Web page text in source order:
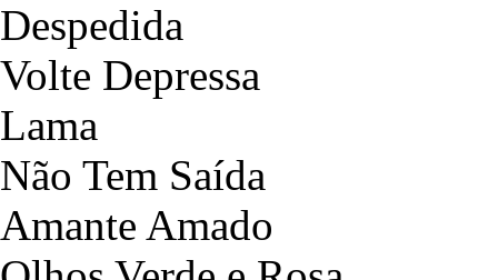
Despedida
Volte Depressa
Lama
Não Tem Saída
Amante Amado